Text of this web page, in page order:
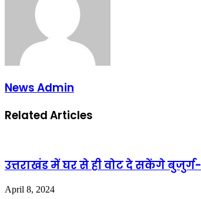
News Admin
Related Articles
उत्तराखंड में घर से ही वोट दे सकेंगे
April 8, 2024